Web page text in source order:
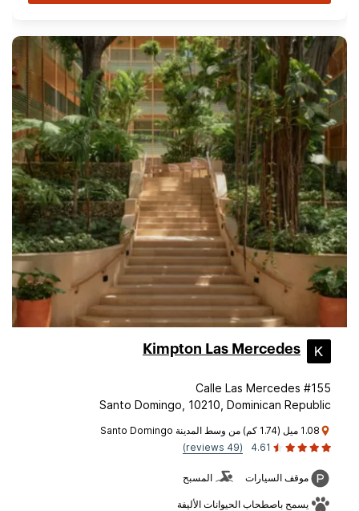
Kimpton Las Mercedes
Calle Las Mercedes #155
Santo Domingo, 10210, Dominican Republic
1.08 ميل (1.74 كم) من وسط المدينة Santo Domingo
4.61
(49 reviews)
موقف السيارات المسبح
يسمح باصطحاب الحيوانات الأليفة